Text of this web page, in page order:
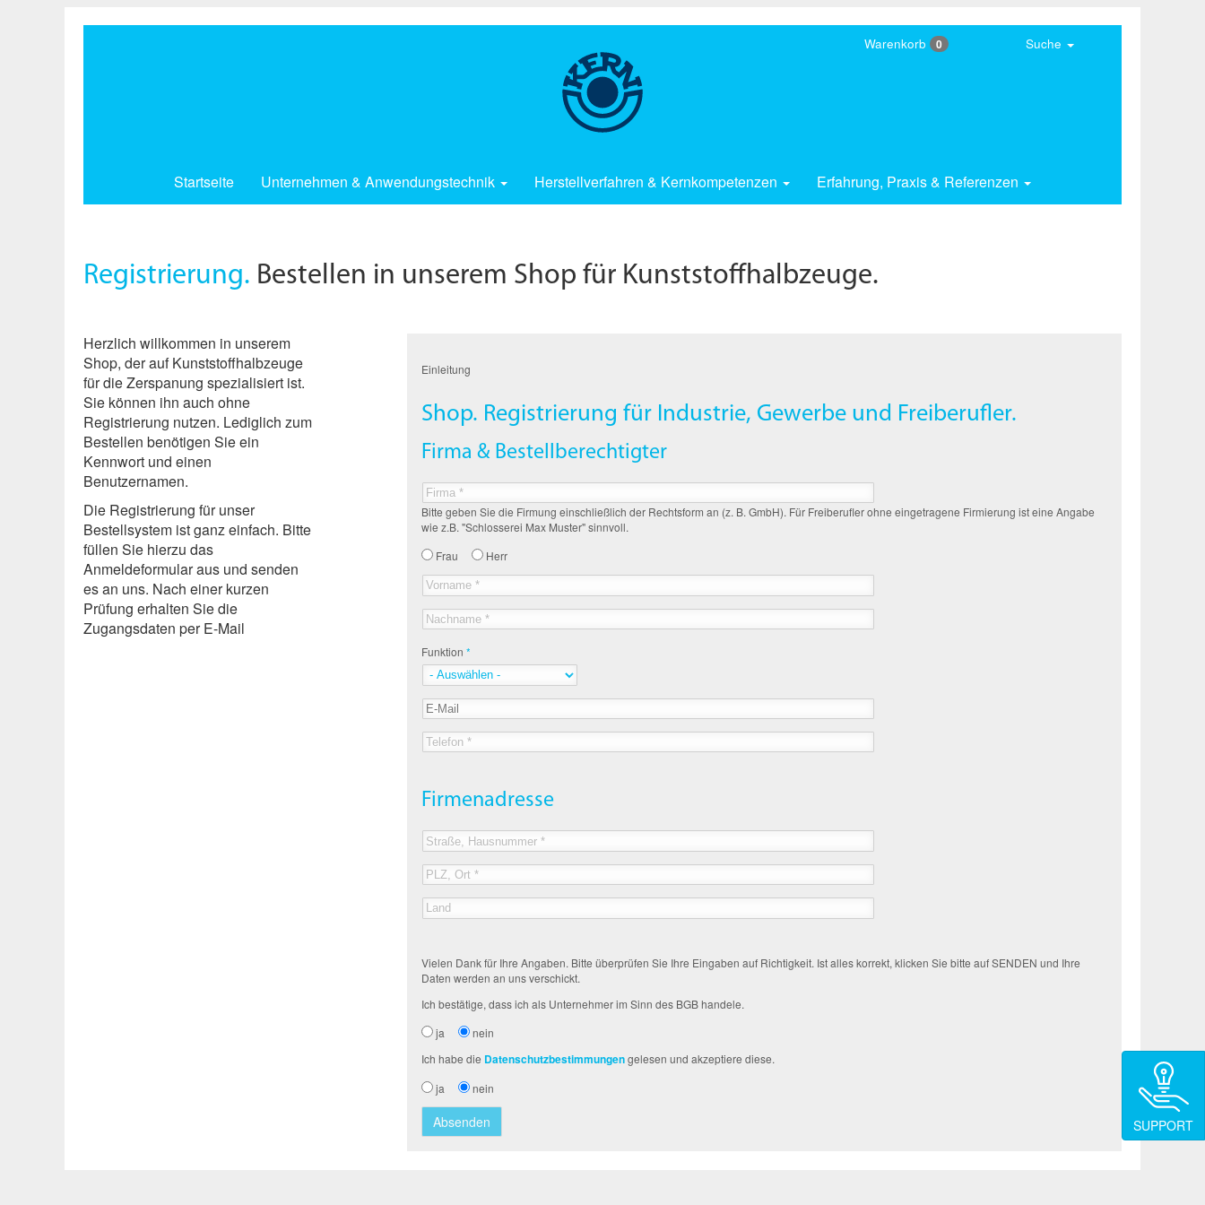
Startseite Unternehmen & Anwendungstechnik Herstellverfahren & Kernkompetenzen Erfahrung, Praxis & Referenzen
Warenkorb 0 Suche
Registrierung. Bestellen in unserem Shop für Kunststoffhalbzeuge.
Herzlich willkommen in unserem
Shop, der auf Kunststoffhalbzeuge
für die Zerspanung spezialisiert ist.
Sie können ihn auch ohne
Registrierung nutzen. Lediglich zum
Bestellen benötigen Sie ein
Kennwort und einen
Benutzernamen.
Die Registrierung für unser
Bestellsystem ist ganz einfach. Bitte
füllen Sie hierzu das
Anmeldeformular aus und senden
es an uns. Nach einer kurzen
Prüfung erhalten Sie die
Zugangsdaten per E-Mail
Einleitung
Shop. Registrierung für Industrie, Gewerbe und Freiberufler.
Firma & Bestellberechtigter
Bitte geben Sie die Firmung einschließlich der Rechtsform an (z. B. GmbH). Für Freiberufler ohne eingetragene Firmierung ist eine Angabe
wie z.B. "Schlosserei Max Muster" sinnvoll.
Frau
Herr
Funktion
Firmenadresse
Schlusssatz
Vielen Dank für Ihre Angaben. Bitte überprüfen Sie Ihre Eingaben auf Richtigkeit. Ist alles korrekt, klicken Sie bitte auf SENDEN und Ihre
Daten werden an uns verschickt.
Text
Ich bestätige, dass ich als Unternehmer im Sinn des BGB handele.
ja
nein
Text
Ich habe die Datenschutzbestimmungengelesen und akzeptiere diese.
ja
nein
SUPPORT